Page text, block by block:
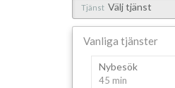
Tjänst Välj tjänst
Vanliga tjänster
Nybesök
45 min